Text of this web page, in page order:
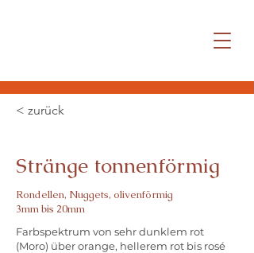
< zurück
Stränge tonnenförmig
Rondellen, Nuggets, olivenförmig
3mm bis 20mm
Farbspektrum von sehr dunklem rot
(Moro) über orange, hellerem rot bis rosé